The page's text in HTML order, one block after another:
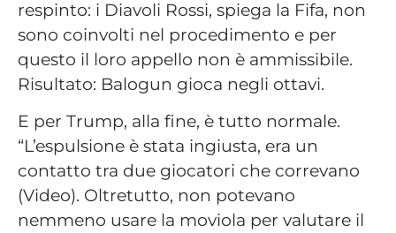
respinto: i Diavoli Rossi, spiega la Fifa, non
sono coinvolti nel procedimento e per
questo il loro appello non è ammissibile.
Risultato: Balogun gioca negli ottavi.
E per Trump, alla fine, è tutto normale.
“L’espulsione è stata ingiusta, era un
contatto tra due giocatori che correvano
(Video). Oltretutto, non potevano
nemmeno usare la moviola per valutare il